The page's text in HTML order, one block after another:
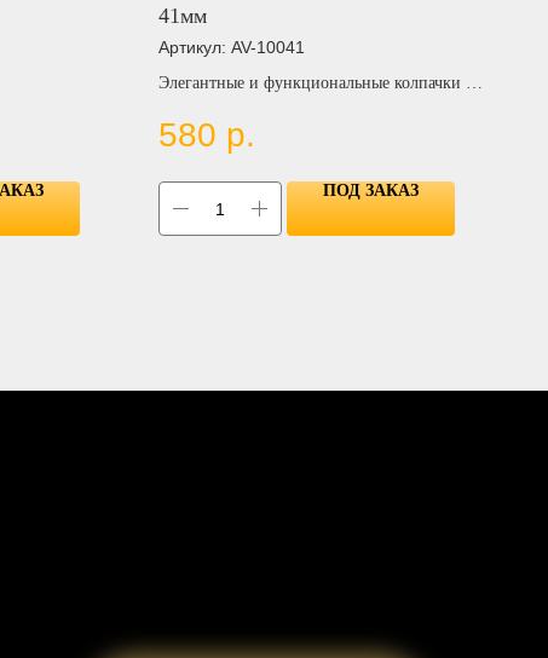
41мм
Артикул: AV-10041
Элегантные и функциональные колпачки на
580 р.
ПОД ЗАКАЗ